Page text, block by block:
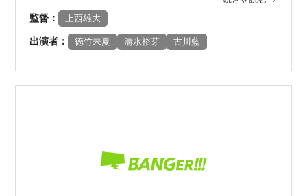
監督： 上西雄大
出演者： 徳竹未夏 清水裕芽 古川藍